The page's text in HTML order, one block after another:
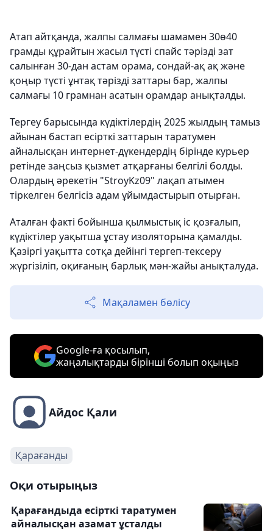
Атап айтқанда, жалпы салмағы шамамен 30ө40
грамды құрайтын жасыл түсті спайс тәрізді зат
салынған 30-дан астам орама, сондай-ақ ақ және
қоңыр түсті ұнтақ тәрізді заттары бар, жалпы
салмағы 10 грамнан асатын орамдар анықталды.
Тергеу барысында күдіктілердің 2025 жылдың тамыз
айынан бастап есірткі заттарын таратумен
айналысқан интернет-дүкендердің бірінде курьер
ретінде заңсыз қызмет атқарғаны белгілі болды.
Олардың әрекетін "StroyKz09" лақап атымен
тіркелген белгісіз адам ұйымдастырып отырған.
Аталған факті бойынша қылмыстық іс қозғалып,
күдіктілер уақытша ұстау изоляторына қамалды.
Қазіргі уақытта сотқа дейінгі тергеп-тексеру
жүргізіліп, оқиғаның барлық мән-жайы анықталуда.
Мақаламен бөлісу
Google-ға қосылып,
жаңалықтарды бірінші болып оқыңыз
Айдос Қали
Қарағанды
Оқи отырыңыз
Қарағандыда есірткі таратумен
айналысқан азамат ұсталды